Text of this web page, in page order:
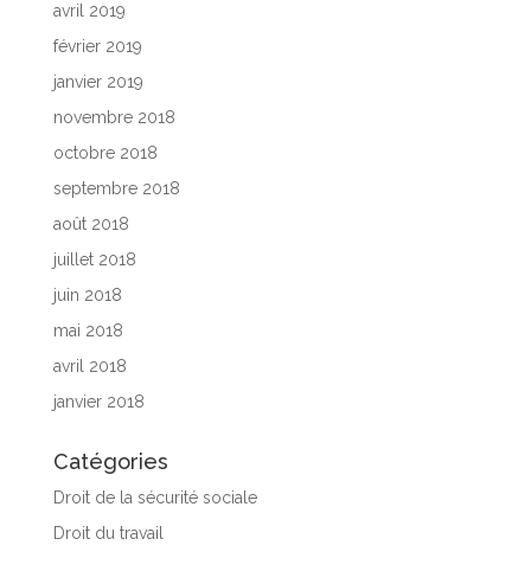
avril 2019
février 2019
janvier 2019
novembre 2018
octobre 2018
septembre 2018
août 2018
juillet 2018
juin 2018
mai 2018
avril 2018
janvier 2018
Catégories
Droit de la sécurité sociale
Droit du travail